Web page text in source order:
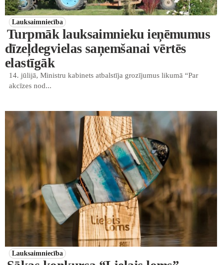
Lauksaimniecība
Turpmāk lauksaimnieku ieņēmumus
dīzeļdegvielas saņemšanai vērtēs
elastīgāk
14. jūlijā, Ministru kabinets atbalstīja grozījumus likumā “Par
akcīzes nod...
Lauksaimniecība